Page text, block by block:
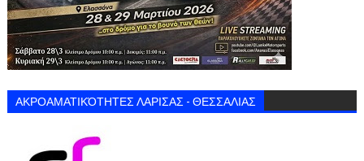
ΑΚΡΟΑΜΑΤΙΚΌΤΗΤΕΣ ΛΑΡΙΣΑΣ - ΘΕΣΣΑΛΙΑΣ